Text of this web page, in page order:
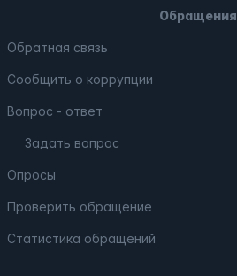
Обращения
Обратная связь
Сообщить о коррупции
Вопрос - ответ
Задать вопрос
Опросы
Проверить обращение
Статистика обращений